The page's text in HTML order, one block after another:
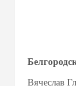
Вячеслав